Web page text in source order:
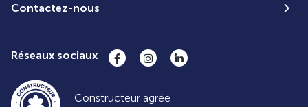
Contactez-nous
Réseaux sociaux
Constructeur agrée